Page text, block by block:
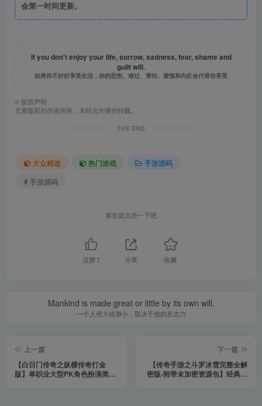
会第一时间更新。
If you don't enjoy your life, sorrow, sadness, fear, shame and
guilt will.
如果你不好好享受生活，你的悲伤、难过、害怕、羞愧和内疚会代替你享受
© 版权声明
文章版权归作者所有，未经允许请勿转载。
THE END
大众精选 热门游戏
手游源码
# 手游源码
喜欢就支持一下吧
点赞7 分享 收藏
Mankind is made great or little by its own will.
一个人伟大或渺小，取决于他的意志力
上一篇
【白日门传奇之纵横传奇打金
版】单职业大型PK角色扮演类传
下一篇
【传奇手游之斗罗冰雪完整全解
密版-附带未加密资源包】经典单